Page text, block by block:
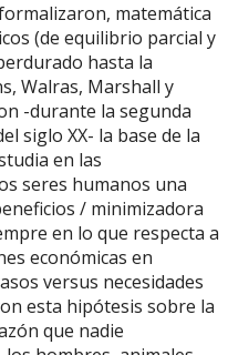
matemática
(de equilibrio parcial y
hasta la
Walras, Marshall y
-durante la segunda
siglo XX- la base de la
en las
seres humanos una
/ minimizadora
en lo que respecta a
económicas en
versus necesidades
esta hipótesis sobre la
que nadie